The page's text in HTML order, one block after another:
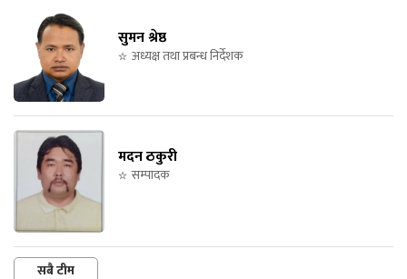
सुमन श्रेष्ठ
अध्यक्ष तथा प्रबन्ध निर्देशक
मदन ठकुरी
सम्पादक
सबै टीम